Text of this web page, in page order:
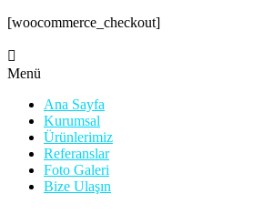
[woocommerce_checkout]
Menü
Ana Sayfa
Kurumsal
Ürünlerimiz
Referanslar
Foto Galeri
Bize Ulaşın